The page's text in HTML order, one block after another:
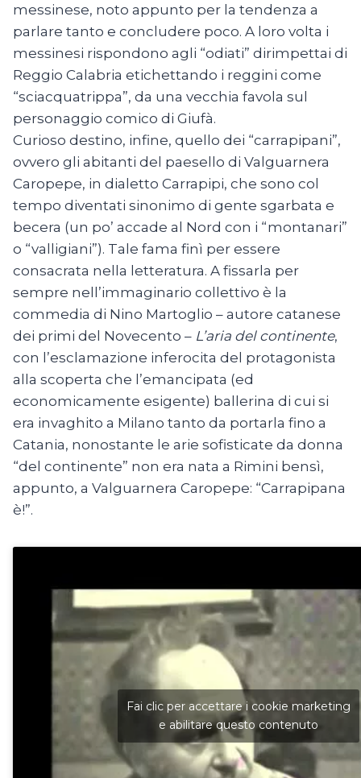
messinese, noto appunto per la tendenza a
parlare tanto e concludere poco. A loro volta i
messinesi rispondono agli “odiati” dirimpettai di
Reggio Calabria etichettando i reggini come
“sciacquatrippa”, da una vecchia favola sul
personaggio comico di Giufà.
Curioso destino, infine, quello dei “carrapipani”,
ovvero gli abitanti del paesello di Valguarnera
Caropepe, in dialetto Carrapipi, che sono col
tempo diventati sinonimo di gente sgarbata e
becera (un po’ accade al Nord con i “montanari”
o “valligiani”). Tale fama finì per essere
consacrata nella letteratura. A fissarla per
sempre nell’immaginario collettivo è la
commedia di Nino Martoglio – autore catanese
dei primi del Novecento – L’aria del continente,
con l’esclamazione inferocita del protagonista
alla scoperta che l’emancipata (ed
economicamente esigente) ballerina di cui si
era invaghito a Milano tanto da portarla fino a
Catania, nonostante le arie sofisticate da donna
“del continente” non era nata a Rimini bensì,
appunto, a Valguarnera Caropepe: “Carrapipana
è!”.
Fai clic per accettare i cookie marketing
e abilitare questo contenuto